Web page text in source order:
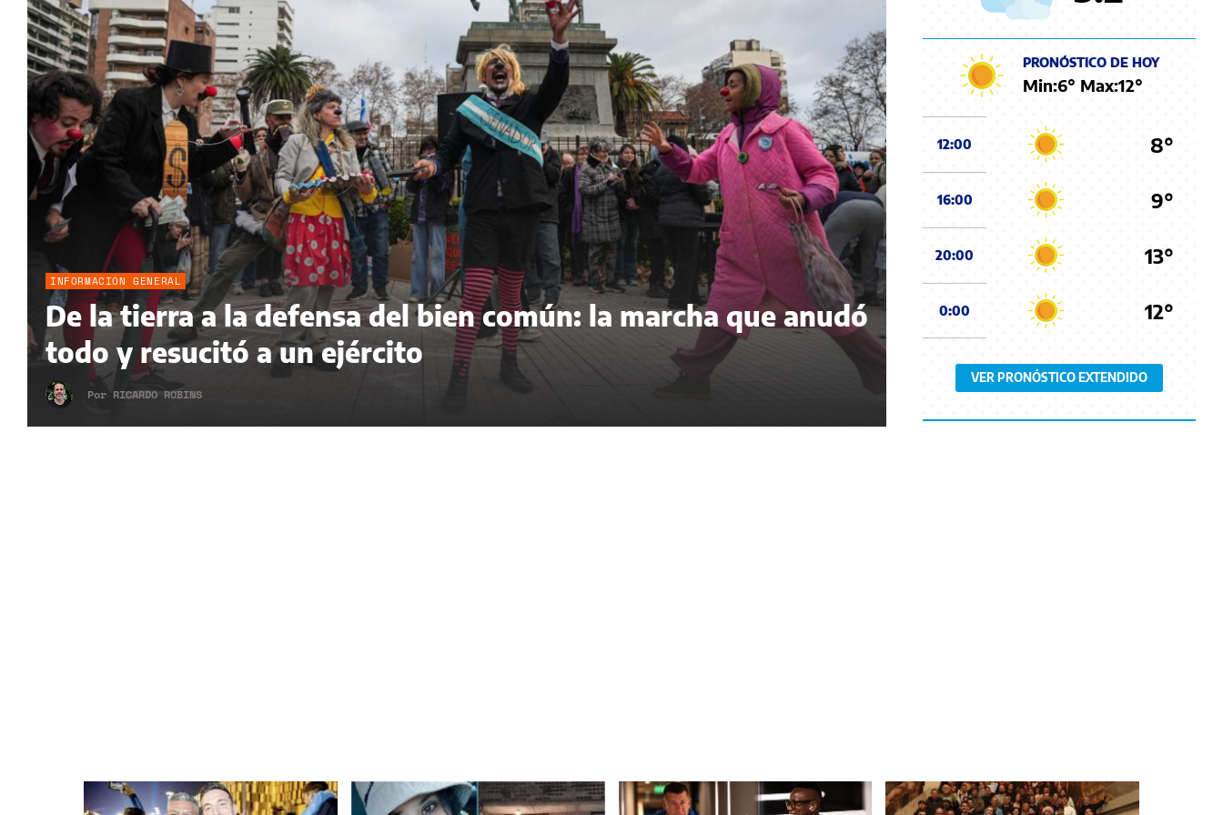
INFORMACIÓN GENERAL
De la tierra a la defensa del bien común: la marcha que anudó
todo y resucitó a un ejército
Por RICARDO ROBINS
PRONÓSTICO DE HOY
Min:6° Max:12°
12:00 8°
16:00 9°
20:00 13°
0:00 12°
VER PRONÓSTICO EXTENDIDO